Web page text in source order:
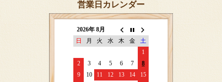
営業日カレンダー
2026年 8月
日
月 火 水 木 金
土
1
2
3 4 5 6 7
8
9
10 11 12 13 14
15